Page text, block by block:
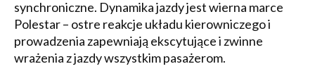
synchroniczne. Dynamika jazdy jest wierna marce
Polestar – ostre reakcje układu kierowniczego i
prowadzenia zapewniają ekscytujące i zwinne
wrażenia z jazdy wszystkim pasażerom.